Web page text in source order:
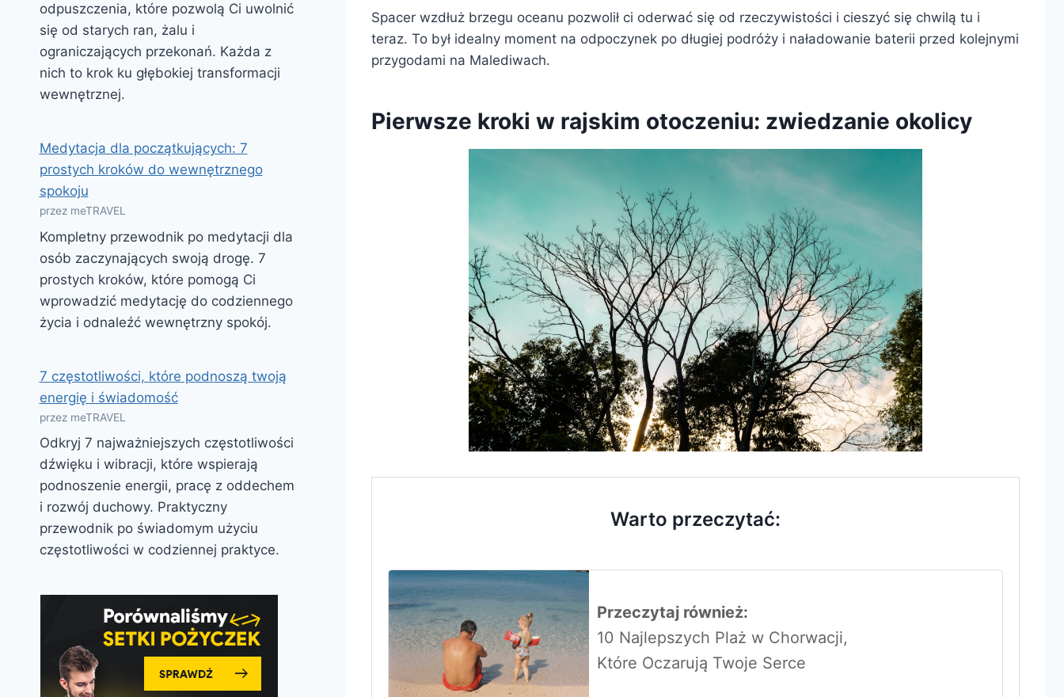
Spacer wzdłuż brzegu oceanu pozwolił ci oderwać się od rzeczywistości i cieszyć się chwilą tu i
teraz. To był idealny moment na odpoczynek po długiej podróży i naładowanie baterii przed kolejnymi
przygodami na Malediwach.
Pierwsze kroki w rajskim otoczeniu: zwiedzanie okolicy
Warto przeczytać:
Przeczytaj również:
10 Najlepszych Plaż w Chorwacji,
Które Oczarują Twoje Serce
odpuszczenia, które pozwolą Ci uwolnić
się od starych ran, żalu i
ograniczających przekonań. Każda z
nich to krok ku głębokiej transformacji
wewnętrznej.
Medytacja dla początkujących: 7
prostych kroków do wewnętrznego
spokoju
przez meTRAVEL
Kompletny przewodnik po medytacji dla
osób zaczynających swoją drogę. 7
prostych kroków, które pomogą Ci
wprowadzić medytację do codziennego
życia i odnaleźć wewnętrzny spokój.
7 częstotliwości, które podnoszą twoją
energię i świadomość
przez meTRAVEL
Odkryj 7 najważniejszych częstotliwości
dźwięku i wibracji, które wspierają
podnoszenie energii, pracę z oddechem
i rozwój duchowy. Praktyczny
przewodnik po świadomym użyciu
częstotliwości w codziennej praktyce.